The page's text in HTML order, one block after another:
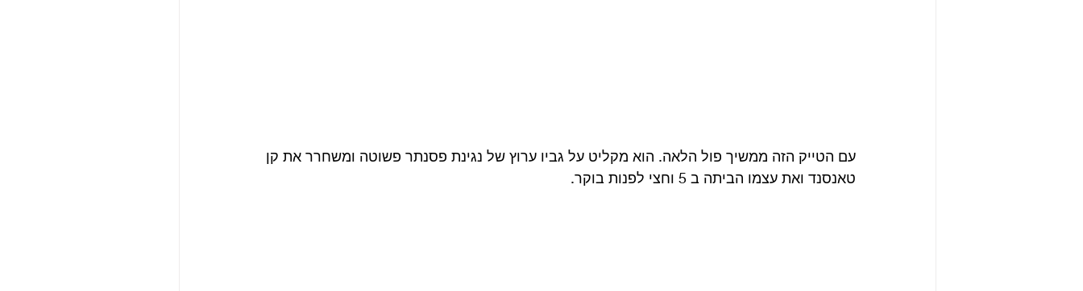
עם הטייק הזה ממשיך פול הלאה. הוא מקליט על גביו ערוץ של נגינת פסנתר פשוטה ומשחרר את קן
טאנסנד ואת עצמו הביתה ב 5 וחצי לפנות בוקר.